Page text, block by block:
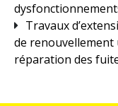
Travaux
de
réparation des